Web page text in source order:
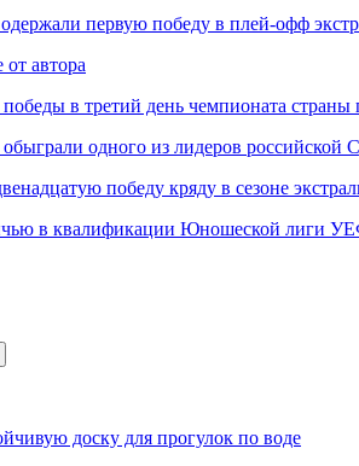
первую победу в плей-офф
автора
в третий день чемпионата страны
одного из лидеров российской
победу кряду в сезоне
в квалификации Юношеской лиги
доску для прогулок по воде